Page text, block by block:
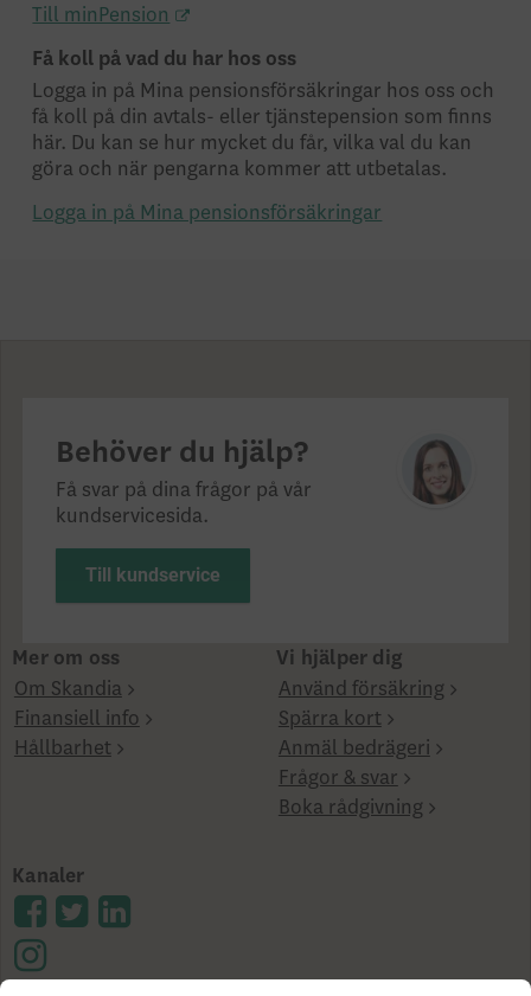
Till minPension
Få koll på vad du har hos oss
Logga in på Mina pensionsförsäkringar hos oss och
få koll på din avtals- eller tjänstepension som finns
här. Du kan se hur mycket du får, vilka val du kan
göra och när pengarna kommer att utbetalas.
Logga in på Mina pensionsförsäkringar
Behöver du hjälp?
Få svar på dina frågor på vår
kundservicesida.
Till kundservice
Mer om oss
Om Skandia
Finansiell info
Hållbarhet
Vi hjälper dig
Använd försäkring
Spärra kort
Anmäl bedrägeri
Frågor & svar
Boka rådgivning
Kanaler